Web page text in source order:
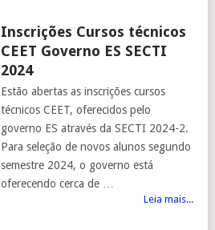
Inscrições Cursos técnicos
CEET Governo ES SECTI
2024
Estão abertas as inscrições cursos
técnicos CEET, oferecidos pelo
governo ES através da SECTI 2024-2.
Para seleção de novos alunos segundo
semestre 2024, o governo está
oferecendo cerca de …
Leia mais...